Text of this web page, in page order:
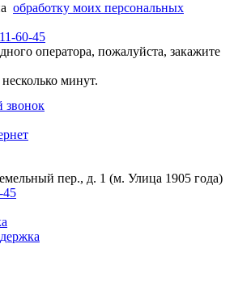
обработку моих персональных
60-45
оператора, пожалуйста, закажите
минут.
звонок
пер., д. 1 (м. Улица 1905 года)
45